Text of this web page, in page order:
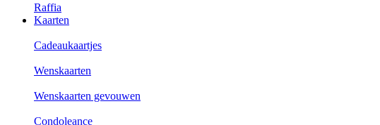
Raffia
Kaarten
Cadeaukaartjes
Wenskaarten
Wenskaarten gevouwen
Condoleance